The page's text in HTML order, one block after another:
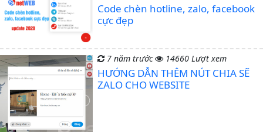
Code chèn hotline, zalo, facebook
cực đẹp
7 năm trước 14660 Lượt xem
HƯỚNG DẪN THÊM NÚT CHIA SẼ
ZALO CHO WEBSITE